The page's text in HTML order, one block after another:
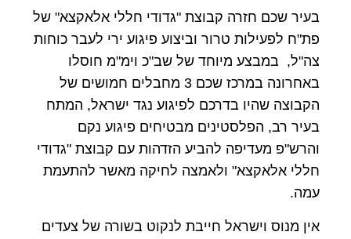
בעיר שכם חזרה קבוצת "גדודי חללי אלאקצא" של
פת"ח לפעילות טרור וביצוע פיגוע ירי לעבר כוחות
צה"ל, במבצע מיוחד של שב"כ וימ"מ חוסלו
באחרונה במרכז שכם 3 מחבלים חמושים של
הקבוצה שהיו בדרכם לפיגוע נגד ישראל, המתח
בעיר רב, הפלסטינים מבטיחים פיגוע נקם
והרש"פ מעדיפה להביע הזדהות עם קבוצת "גדודי
חללי אלאקצא" ולאמצה לחיקה מאשר להתעמת
עמה.
אין מנוס וישראל חייבת לנקוט בשורה של צעדים